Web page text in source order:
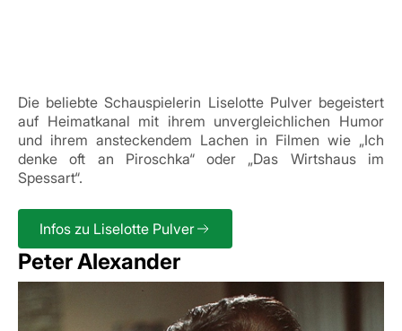
Die beliebte Schauspielerin Liselotte Pulver begeistert
auf Heimatkanal mit ihrem unvergleichlichen Humor
und ihrem ansteckendem Lachen in Filmen wie „Ich
denke oft an Piroschka“ oder „Das Wirtshaus im
Spessart“.
Infos zu Liselotte Pulver
Peter Alexander